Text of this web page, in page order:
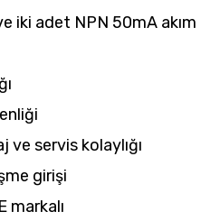
iki adet NPN 50mA akım
servis kolaylığı
girişi
markalı